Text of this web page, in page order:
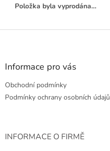
Položka byla vyprodána…
Z
Informace pro vás
Obchodní podmínky
Podmínky ochrany osobních údajů
INFORMACE O FIRMĚ